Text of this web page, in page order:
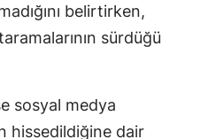
belirtirken,
sürdüğü
sosyal medya
hissedildiğine dair